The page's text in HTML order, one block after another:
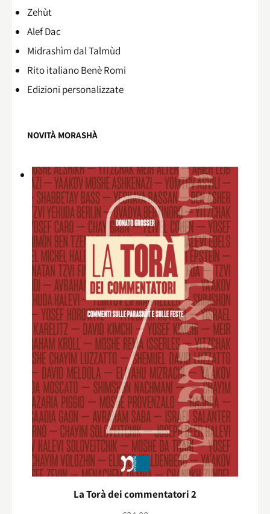
Zehùt
Alef Dac
Midrashìm dal Talmùd
Rito italiano Benè Romi​
Edizioni personalizzate
NOVITÀ MORASHÀ
La Torà dei commentatori 2